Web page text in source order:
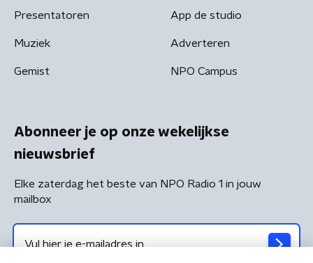
Presentatoren
Muziek
Gemist
App de studio
Adverteren
NPO Campus
Abonneer je op onze wekelijkse
nieuwsbrief
Elke zaterdag het beste van NPO Radio 1 in jouw
mailbox